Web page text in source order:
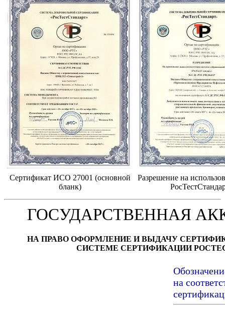
Сертификат ИСО 27001 (основной
бланк)
Разрешение на
ГОСУДАРСТВЕННАЯ
НА ПРАВО ОФОРМЛЕНИЕ И ВЫДАЧУ
СИСТЕМЕ СЕРТИФИКАЦИИ
на